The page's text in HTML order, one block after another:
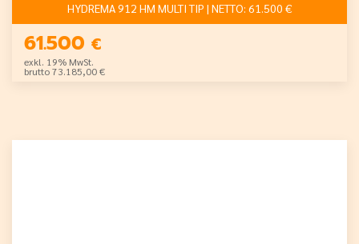
HYDREMA 912 HM MULTI TIP | NETTO: 61.500 €
61.500 €
exkl. 19% MwSt.
brutto 73.185,00 €